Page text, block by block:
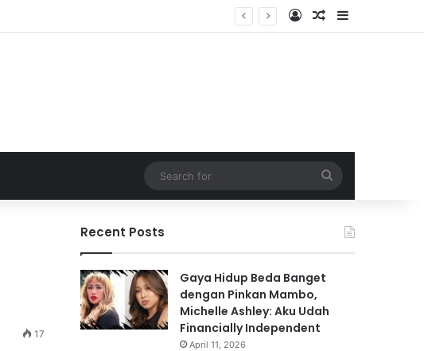
Log InRandom Article
Sidebar
for
17
Recent Posts
Gaya Hidup Beda Banget
dengan Pinkan Mambo,
Michelle Ashley: Aku Udah
Financially Independent
April 11, 2026